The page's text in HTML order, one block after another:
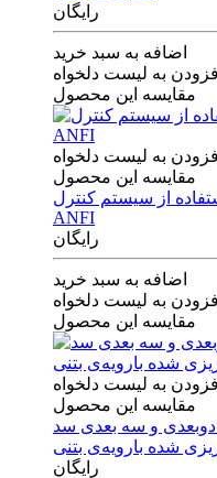
رایگان
اضافه به سبد خرید
افزودن به لیست دلخواه
مقایسه این محصول
افزودن به لیست دلخواه
مقایسه این محصول
از سيستم كنترل
ANFI
رایگان
اضافه به سبد خرید
افزودن به لیست دلخواه
مقایسه این محصول
افزودن به لیست دلخواه
مقایسه این محصول
دوبعدی‌ و‌ سه بعدی‌ سد
رایگان